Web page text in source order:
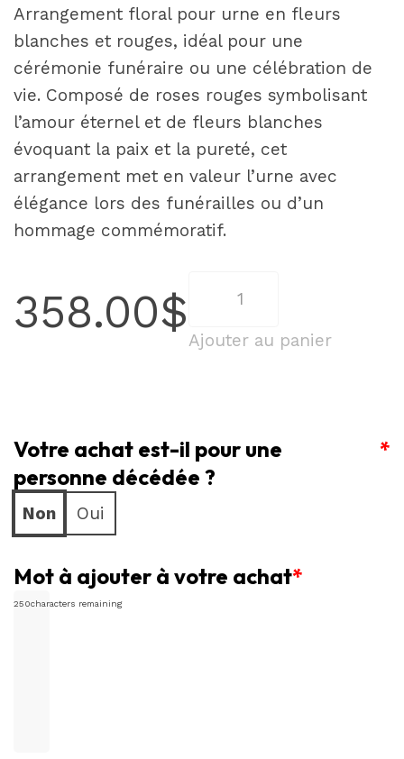
Arrangement floral pour urne en fleurs
blanches et rouges, idéal pour une
cérémonie funéraire ou une célébration de
vie. Composé de roses rouges symbolisant
l’amour éternel et de fleurs blanches
évoquant la paix et la pureté, cet
arrangement met en valeur l’urne avec
élégance lors des funérailles ou d’un
hommage commémoratif.
358.00$ Arrangement
en
fleurs
Ajouter au panier
*
Votre achat est-il pour une
personne décédée ?
Non Oui
*
Mot à ajouter à votre achat
250characters remaining